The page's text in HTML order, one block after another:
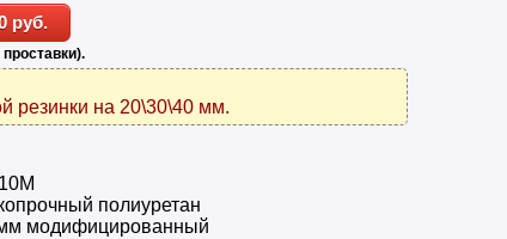
руб.
резинки на 20\30\40 мм.
полиуретан
модифицированный